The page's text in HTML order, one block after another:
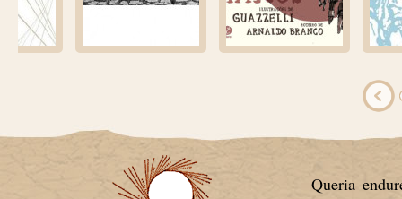
Queria